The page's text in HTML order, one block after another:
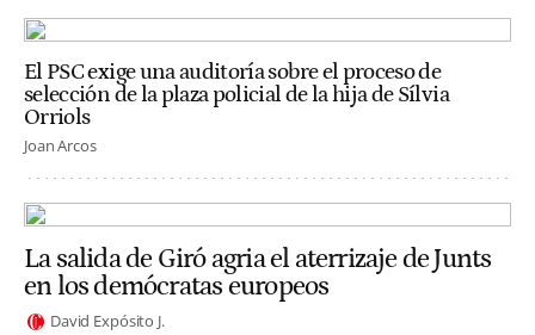
El PSC exige una auditoría sobre el proceso de
selección de la plaza policial de la hija de Sílvia
Orriols
Joan Arcos
La salida de Giró agria el aterrizaje de Junts
en los demócratas europeos
David Expósito J.